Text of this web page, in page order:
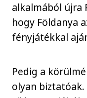
alkalmából újra
hogy Földanya
fényjátékkal
Pedig a
olyan